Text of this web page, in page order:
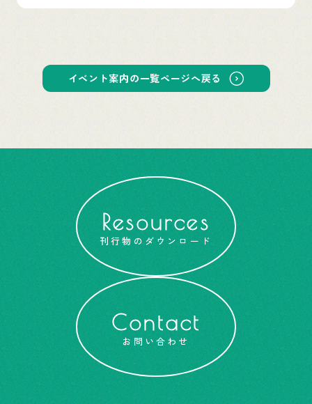
イベント案内の一覧ページへ戻る
Resources
刊行物のダウンロード
Contact
お問い合わせ